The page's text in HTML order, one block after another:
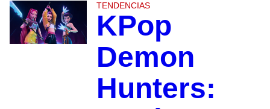
TENDENCIAS
KPop
Demon
Hunters: